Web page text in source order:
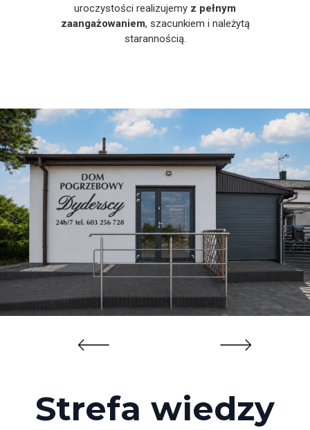
uroczystości realizujemy z pełnym
zaangażowaniem, szacunkiem i należytą
starannością.
Strefa wiedzy